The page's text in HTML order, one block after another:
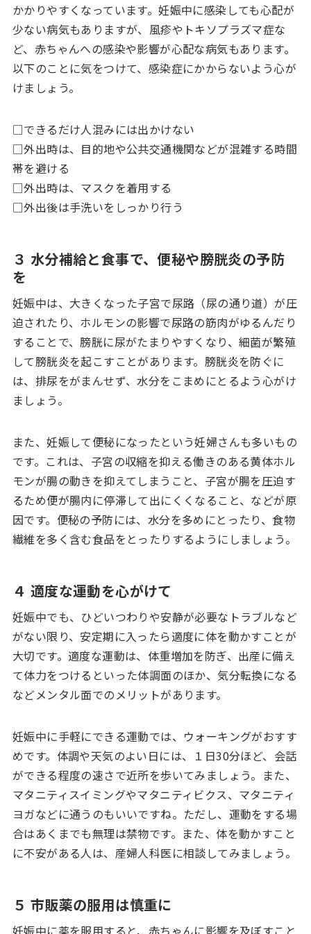
かかりやすくなっています。妊娠中に感染しても心配が
少ない病気もありますが、風疹やトキソプラズマ症な
ど、赤ちゃんへの感染や影響が心配な病気もあります。
以下のことに気をつけて、感染症にかからないよう心が
けましょう。
□できるだけ人混みには出かけない
□外出時は、目的地や公共交通機関などが混雑する時間
帯を避ける
□外出時は、マスクを着用する
□外出後は手洗いをしっかり行う
３ 水分補給と食事で、便秘や膀胱炎の予防
を
妊娠中は、大きくなった子宮で尿路（尿の通り道）が圧
迫されたり、ホルモンの影響で尿路の筋肉がゆるんだり
することで、膀胱に尿がたまりやすくなり、細菌が繁殖
して膀胱炎を起こすことがあります。膀胱炎を防ぐに
は、排尿をがまんせず、水分をこまめにとるよう心がけ
ましょう。
また、妊娠して便秘になったという妊婦さんも多いもの
です。これは、子宮の収縮を抑える働きのある黄体ホル
モンが腸の動きを抑えてしまうこと、子宮が腸を圧迫す
るため便が腸内に停滞して出にくくなること、などが原
因です。便秘の予防には、水分を多めにとったり、食物
繊維を多く含む食品をとったりするようにしましょう。
４ 適度な運動を心がけて
妊娠中でも、ひどいつわりや安静が必要なトラブルなど
がない限り、安定期に入ったら適度に体を動かすことが
大切です。適度な運動は、体重増加を防ぎ、出産に備え
て体力をつけるといった体調面のほか、気分転換になる
などメンタル面でのメリットがあります。
妊娠中に手軽にできる運動では、ウォーキングがおすす
めです。体調や天気のよい日には、１日30分ほど、会話
ができる程度の速さで近所を歩いてみましょう。また、
マタニティスイミングやマタニティビクス、マタニティ
ヨガなどに通うのもいいですね。ただし、運動をする場
合はあくまでも無理は禁物です。また、体を動かすこと
に不安がある人は、産婦人科医に相談してみましょう。
５ 市販薬の服用は慎重に
妊娠中に薬を服用すると、赤ちゃんに影響を及ぼすこと